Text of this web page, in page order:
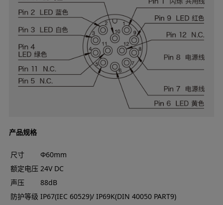
产品规格
尺寸
Φ60mm
额定电压 24V DC
声压
88dB
防护等级 IP67(IEC 60529)/ IP69K(DIN 40050 PART9)